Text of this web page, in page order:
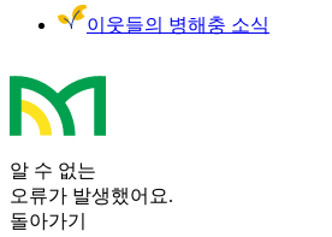
이웃들의 병해충 소식
알 수 없는
오류가 발생했어요.
돌아가기